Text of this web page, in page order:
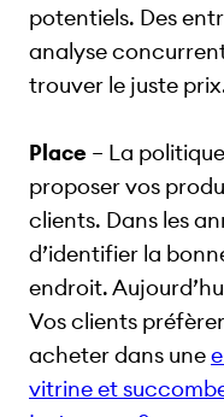
potentiels. Des
analyse
trouver le juste
Place – La
proposer vos
clients. Dans les
d’identifier la
endroit.
Vos clients
acheter dans une
vitrine et